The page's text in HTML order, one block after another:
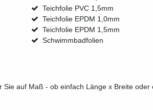
Teichfolie PVC 1,5mm
Teichfolie EPDM 1,0mm
Teichfolie EPDM 1,5mm
Schwimmbadfolien
Sie auf Maß - ob einfach Länge x Breite